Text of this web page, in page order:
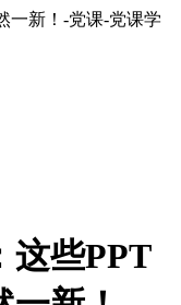
一新！-党课-党课学
这些PPT